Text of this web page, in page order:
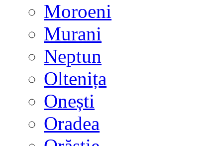
Moroeni
Murani
Neptun
Oltenița
Onești
Oradea